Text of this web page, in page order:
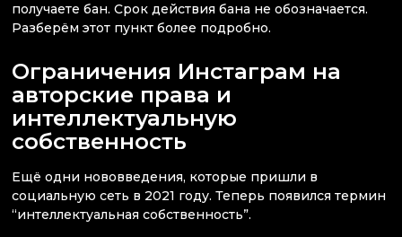
получаете бан. Срок действия бана не обозначается.
Разберём этот пункт более подробно.
Ограничения Инстаграм на
авторские права и
интеллектуальную
собственность
Ещё одни нововведения, которые пришли в
социальную сеть в 2021 году. Теперь появился термин
“интеллектуальная собственность”.